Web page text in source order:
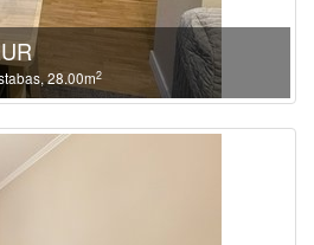
28.00m2